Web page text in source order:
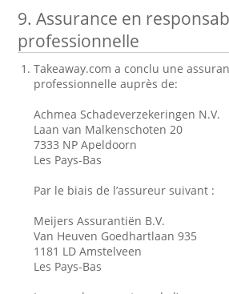
9. Assurance en
professionnelle
Takeaway.com a conclu une
professionnelle auprès de:
Achmea Schadeverzekeringen N.V.
Laan van Malkenschoten 20
7333 NP Apeldoorn
Les Pays-Bas
Par le biais de l’assureur suivant :
Meijers Assurantiën B.V.
Van Heuven Goedhartlaan 935
1181 LD Amstelveen
Les Pays-Bas